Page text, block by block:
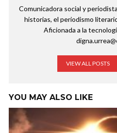
Comunicadora social y
historias, el periodismo
Aficionada a la
VIEW ALL POSTS
YOU MAY ALSO LIKE